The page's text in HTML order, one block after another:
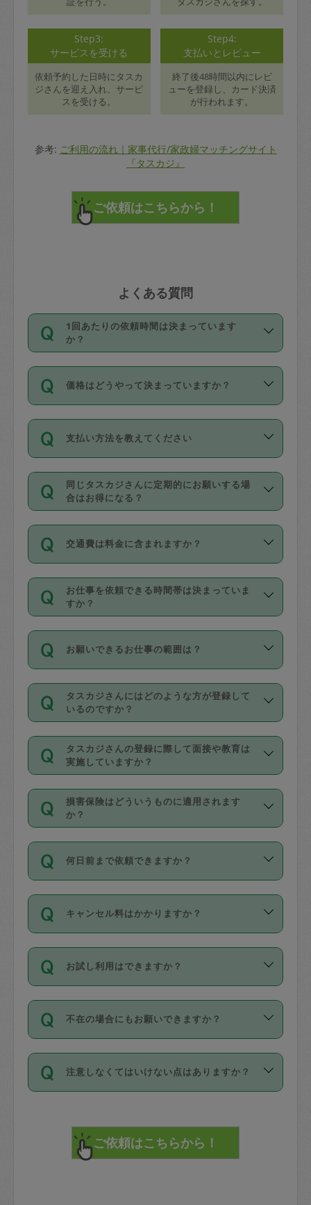
Step3:
サービスを受ける
依頼予約した日時にタスカ
ジさんを迎え入れ、サービ
スを受ける。
Step4:
支払いとレビュー
終了後48時間以内にレビ
ューを登録し、カード決済
が行われます。
参考: ご利用の流れ｜家事代行/家政婦マッチングサイト
『タスカジ』
よくある質問
1回あたりの依頼時間は決まっています
か？
依頼1回につき3時間固定です。3時間を
超えて依頼したい場合は、延長機能をご
利用ください。機能をご利用いただくに
の上事前申請することが必要です。な
お、3時間を下回っても、値引き等はござ
いません。
価格はどうやって決まっていますか？
11種類の価格帯の中からタスカジさん自
身が価格を選んで設定しています。
タスカジさんの価格設定には最初は制限
があり、レビュー件数、レビューの平均
値、などで除々に設定可能な最高額が上
がっていく仕組みになっています。
支払い方法を教えてください
お支払方法はクレジットカード（Visa／
Master／JCB／AMERICAN EXPRESS／
Diners Club）のみとなります。
を行う際にご入力ください。プロフィー
ル登録時にはご入力いただかなくても大
丈夫です。
デビットカード・プリペイドカード（Vプ
リカ、au WALLETなど）は支払にはご利
銀行振込や現金払いも対応していませ
なお、タスカジさんの交通費も、依頼料
金のご請求と合わせてお支払いとなりま
動計算で表示されます。
同じタスカジさんに定期的にお願いする場
合はお得になる？
依頼には「スポット」と「定期（毎週｜
隔週）」があり、「定期」の依頼は「ス
ポット」よりお得な料金でご利用できま
す。
定期の最低利用回数は設けていない代わ
りに、一定数を超えたキャンセルは有償
（例：毎週定期の場合は３回以上のキャ
ンセルが有償（1200円、隔週定期の場合
は２回以上のキャンセルが有償（1200
交通費は料金に含まれますか？
交通費は依頼料金とは別途発生し、依頼
料金のご請求と合わせてお支払いとなり
ます。交通費の金額は「依頼の詳細」に
お仕事を依頼できる時間帯は決まっていま
すか？
時間帯は3種類あります。いずれも１回あ
たり３時間です。
・ＡＭ ９時～１２時
・ＰＭ １３時～１６時
・夜 １８時～２１時
開始時間を２時間前後変更することが可
能です。依頼送信後、個別にタスカジさ
んにメッセージを送り調整してくださ
い。ただし、２時間を越えての調整はで
時間も被らない場合、損害保険の対象外
お願いできるお仕事の範囲は？
掃除、整理収納、洗濯、買い物、料理、
作り置きです。タスカジさんによってで
きる仕事の範囲が異なりますので、依頼
する前にタスカジさんのプロフィールで
確認してください。
基本的に、高所での作業や危険作業、屋
外での作業は対象外です。
タスカジさんにはどのような方が登録して
いるのですか？
主婦として長年の家事経験をお持ちの
方、栄養士・調理師といった資格者で保
育園や学校の給食やレストランで料理関
係の専門職に従事されていた方、日本で
すでにハウスキーパーや英語の先生とし
てお仕事をしているフィリピン出身の
社員など様々なバックグラウンドの方が
登録しています。
日本語も話せる方など様々です。
ールに記載していますので、各自の得意
を依頼してください。
タスカジさんの登録に際して面接や教育は
実施していますか？
応募の際に、各自事務局との面接と説明
を行っています。その後、身分証明書の
写真提出をしていただいています。外国
確認しています。タスカジさんトレーニ
ング動画を使ったセルフトレーニングの
現場トライアルを受け、合格したタスカ
ジさんが活動されています。
※テストセンターの講評は１件目のレビュ
参考
【詳細】タスカジさんの登録に際
損害保険はどういうものに適用されます
か？
依頼者とタスカジさんとの間でタスカジ
を通して成立した作業時間内での作業に
適用されます。作業範囲は、掃除、洗
です。作業中に物を壊したり、人にけが
をさせたりした場合が対象で、補償金額
す。
写真を撮り、
詳細FAQ：
損害賠償保険について教えて
何日前まで依頼できますか？
ご依頼は、現在を起点に3日後（72時間
以降）の日時から受付可能となっていま
す。
タスカジさんへ「募集」をかけることが
可能です。
キャンセル料はかかりますか？
キャンセル料には、以下の2種類がありま
す。
1. 直前キャンセル（定期、スポット契約
共通）
72時間を超える※と、以下のキャンセル
料が発生します。
直前キャンセル料：
72時間前〜24時間前＝依頼料金の50%
お試し利用はできますか？
「お試し利用」というメニューはありま
せんが、「一回のみ」依頼を活用するこ
とによって、気に入ったタスカジさんを
まず、条件の合う気になるタスカジさ
みてください。
その後、一番気に入ったタスカジさんに
不在の場合にもお願いできますか？
不在の場合の作業はタスカジさんの同意
が必要です。数回の依頼ののち、タスカ
ジさんと依頼者の間で十分な信頼関係が
てください。
不在時に部屋に入るためにタスカジさん
注意しなくてはいけない点はありますか？
で、必ず鍵のかかるロッカーや金庫に入
れて依頼者の責任の元管理するよう心掛
けてください。